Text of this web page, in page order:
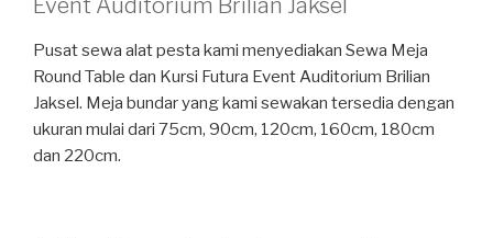
Event Auditorium Brilian Jaksel
Pusat sewa alat pesta kami menyediakan Sewa Meja
Round Table dan Kursi Futura Event Auditorium Brilian
Jaksel. Meja bundar yang kami sewakan tersedia dengan
ukuran mulai dari 75cm, 90cm, 120cm, 160cm, 180cm
dan 220cm.